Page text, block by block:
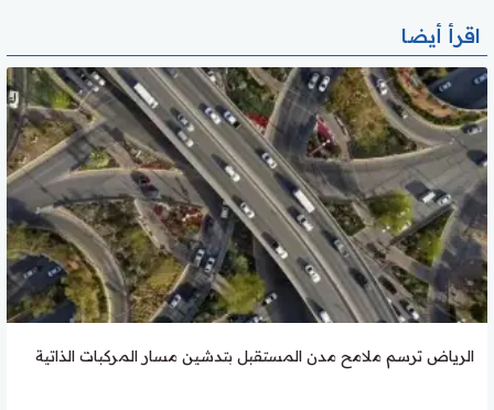
اقرأ أيضا
الرياض ترسم ملامح مدن المستقبل بتدشين مسار المركبات الذاتية